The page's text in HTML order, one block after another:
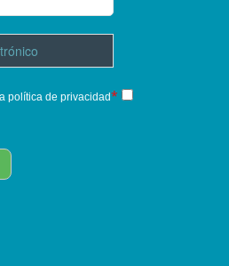
política de privacidad*